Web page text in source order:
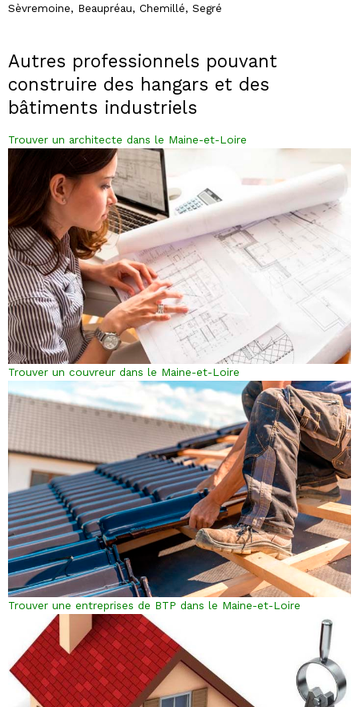
Sèvremoine, Beaupréau, Chemillé, Segré
Autres professionnels pouvant
construire des hangars et des
bâtiments industriels
Trouver un architecte dans le Maine-et-Loire
Trouver un couvreur dans le Maine-et-Loire
Trouver une entreprises de BTP dans le Maine-et-Loire